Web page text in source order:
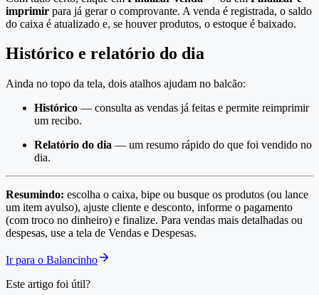
imprimir para já gerar o comprovante. A venda é registrada, o saldo
do caixa é atualizado e, se houver produtos, o estoque é baixado.
Histórico e relatório do dia
Ainda no topo da tela, dois atalhos ajudam no balcão:
Histórico — consulta as vendas já feitas e permite reimprimir
um recibo.
Relatório do dia — um resumo rápido do que foi vendido no
dia.
Resumindo: escolha o caixa, bipe ou busque os produtos (ou lance
um item avulso), ajuste cliente e desconto, informe o pagamento
(com troco no dinheiro) e finalize. Para vendas mais detalhadas ou
despesas, use a tela de Vendas e Despesas.
Ir para o Balancinho
Este artigo foi útil?